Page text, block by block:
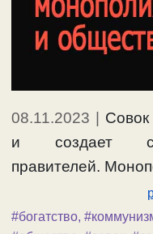
08.11.2023 |
и создает
правителей.
#богатство,